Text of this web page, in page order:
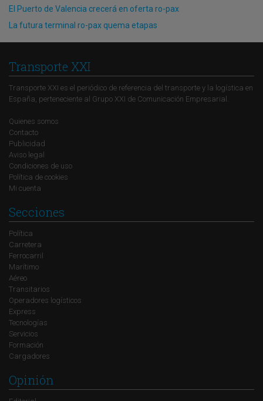
El Puerto de Valencia crecerá en oferta ro-pax
La futura terminal ro-pax quema etapas
Transporte XXI
Transporte XXI es el periódico de referencia del transporte y la logística en
España, perteneciente al Grupo XXI de Comunicación Empresarial.
Quienes somos
Contacto
Publicidad
Aviso legal
Condiciones de uso
Política de cookies
Mi cuenta
Secciones
Política
Carretera
Ferrocarril
Marítimo
Aéreo
Transitarios
Operadores logísticos
Express
Tecnologías
Servicios
Formación
Cargadores
Opinión